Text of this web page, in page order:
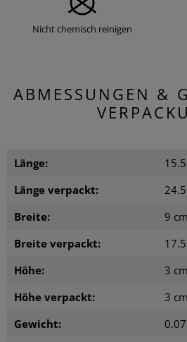
Nicht chemisch reinigen
ABMESSUNGEN &
Länge:
Länge verpackt:
Breite:
9 cm
Breite verpackt:
Höhe:
3 cm
Höhe verpackt:
3 cm
Gewicht: